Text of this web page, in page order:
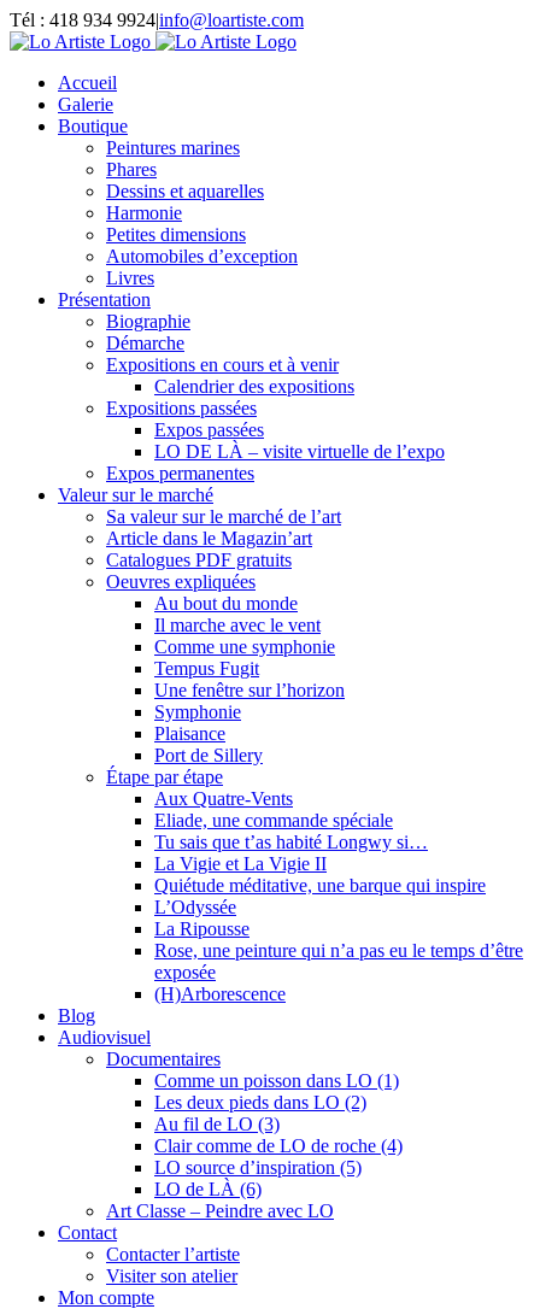
Passer
au
Tél : 418 934 9924|info@loartiste.com
Facebook
Instagram
Email
Pinterest
YouTube
Accueil
Galerie
Boutique
Peintures marines
Phares
Dessins et aquarelles
Harmonie
Petites dimensions
Automobiles d’exception
Livres
Présentation
Biographie
Démarche
Expositions en cours et à venir
Calendrier des expositions
Expositions passées
Expos passées
LO DE LÀ – visite virtuelle de l’expo
Expos permanentes
Valeur sur le marché
Sa valeur sur le marché de l’art
Article dans le Magazin’art
Catalogues PDF gratuits
Oeuvres expliquées
Au bout du monde
Il marche avec le vent
Comme une symphonie
Tempus Fugit
Une fenêtre sur l’horizon
Symphonie
Plaisance
Port de Sillery
Étape par étape
Aux Quatre-Vents
Eliade, une commande spéciale
Tu sais que t’as habité Longwy si…
La Vigie et La Vigie II
Quiétude méditative, une barque qui inspire
L’Odyssée
La Ripousse
Rose, une peinture qui n’a pas eu le temps d’être
exposée
(H)Arborescence
Blog
Audiovisuel
Documentaires
Comme un poisson dans LO (1)
Les deux pieds dans LO (2)
Au fil de LO (3)
Clair comme de LO de roche (4)
LO source d’inspiration (5)
LO de LÀ (6)
Art Classe – Peindre avec LO
Contact
Contacter l’artiste
Visiter son atelier
Mon compte